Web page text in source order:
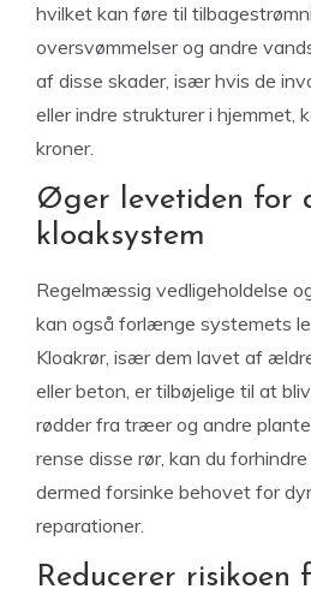
hvilket kan føre til
oversvømmelser og andre
af disse skader, især hvis de
eller indre strukturer i hjemmet,
kroner.
Øger levetiden for
kloaksystem
Regelmæssig vedligeholdelse
kan også forlænge systemets
Kloakrør, især dem lavet af
eller beton, er tilbøjelige til at
rødder fra træer og andre
rense disse rør, kan du
dermed forsinke behovet for
reparationer.
Reducerer risikoen